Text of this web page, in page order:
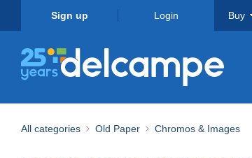
Sign up Login Buy
All categories Old Paper Chromos & Images